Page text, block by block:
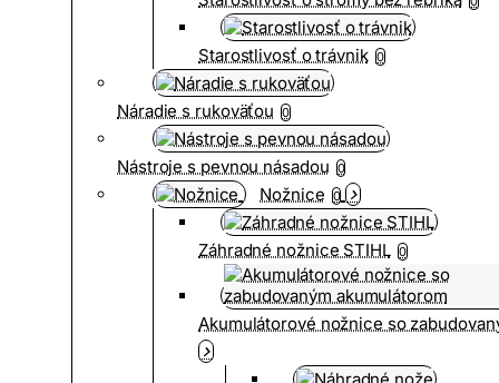
Starostlivosť o trávnik 0
Náradie s rukoväťou 0
Nástroje s pevnou násadou 0
Nožnice 0
Záhradné nožnice STIHL 0
Akumulátorové nožnice so